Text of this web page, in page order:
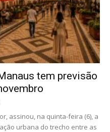
tem previsão
assinou, na quinta-feira (6), a
urbana do trecho entre as